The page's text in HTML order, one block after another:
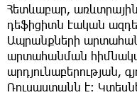
Հետևաբար, առևտրային
դեֆիցիտն էական
Ապրանքների
արտահանման
արդյունաբերության,
Ռուսաստանն է։